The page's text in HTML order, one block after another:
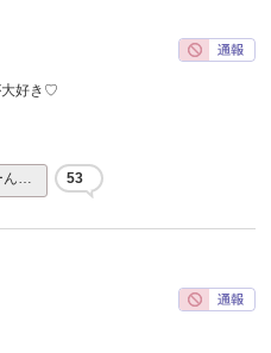
大好き♡
ん… 53